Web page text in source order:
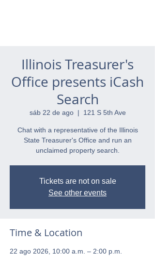
Illinois Treasurer's
Office presents iCash
Search
sáb 22 de ago
  |
121 S 5th Ave
Chat with a representative of the Illinois
State Treasurer's Office and run an
unclaimed property search.
Tickets are not on sale
See other events
Time & Location
22 ago 2026, 10:00 a.m. – 2:00 p.m.